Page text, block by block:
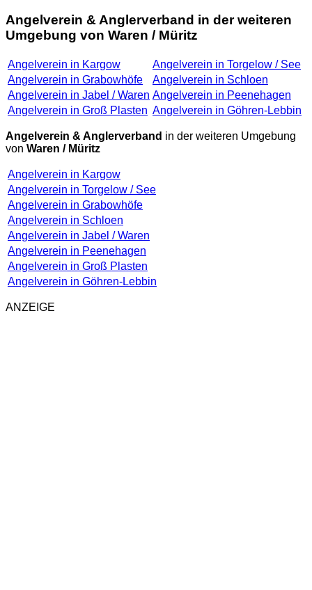
Angelverein & Anglerverband in der weiteren
Umgebung von Waren / Müritz
Angelverein in Kargow
Angelverein in Torgelow / See
Angelverein in Grabowhöfe
Angelverein in Schloen
Angelverein in Jabel / Waren Angelverein in Peenehagen
Angelverein in Groß Plasten Angelverein in Göhren-Lebbin
Angelverein & Anglerverband in der weiteren Umgebung
von Waren / Müritz
Angelverein in Kargow
Angelverein in Torgelow / See
Angelverein in Grabowhöfe
Angelverein in Schloen
Angelverein in Jabel / Waren
Angelverein in Peenehagen
Angelverein in Groß Plasten
Angelverein in Göhren-Lebbin
ANZEIGE